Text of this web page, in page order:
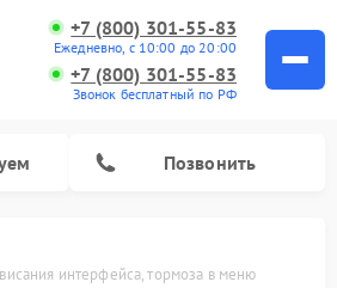
+7 (800) 301-55-83
Ежедневно, с 10:00 до 20:00
+7 (800) 301-55-83
Звонок бесплатный по РФ
Позвонить
интерфейса, тормоза в меню